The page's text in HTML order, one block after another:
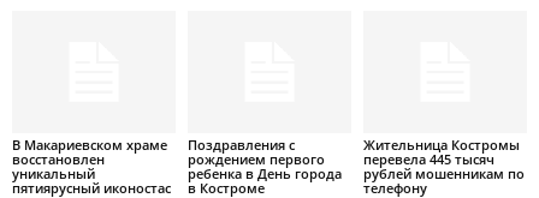
В Макариевском храме
восстановлен
уникальный
пятиярусный иконостас
Поздравления с
рождением первого
ребенка в День города
в Костроме
Жительница Костромы
перевела 445 тысяч
рублей мошенникам по
телефону